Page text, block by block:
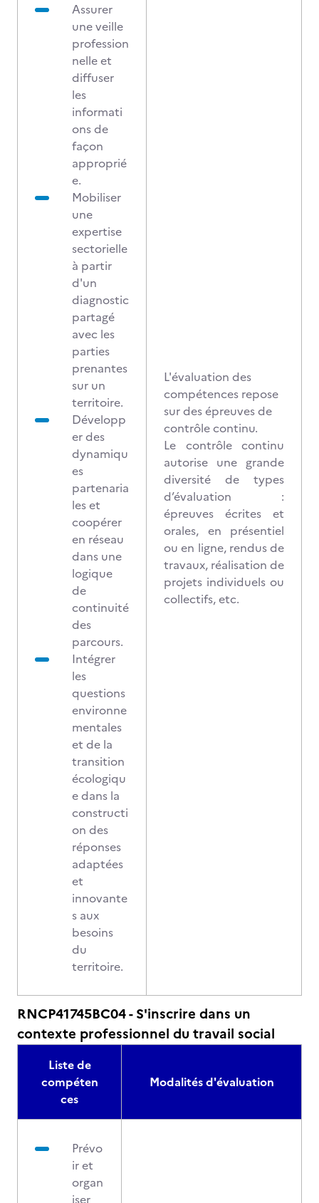
Assurer
une veille
profession
nelle et
diffuser
les
informati
ons de
façon
approprié
e.
Mobiliser
une
expertise
sectorielle
à partir
d'un
diagnostic
partagé
avec les
parties
prenantes
sur un
territoire.
Développ
er des
dynamiqu
es
partenaria
les et
coopérer
en réseau
dans une
logique
de
continuité
des
parcours.
Intégrer
les
questions
environne
mentales
et de la
transition
écologiqu
e dans la
constructi
on des
réponses
adaptées
et
innovante
s aux
besoins
du
territoire.
L'évaluation des
compétences repose
sur des épreuves de
contrôle continu.
Le contrôle continu
autorise une grande
diversité de types
d’évaluation :
épreuves écrites et
orales, en présentiel
ou en ligne, rendus de
travaux, réalisation de
projets individuels ou
collectifs, etc.
RNCP41745BC04 - S'inscrire dans un
contexte professionnel du travail social
Liste de
compéten
ces
Modalités d'évaluation
Prévo
ir et
organ
iser